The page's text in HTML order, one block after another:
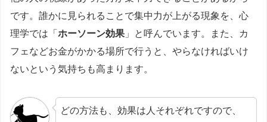
です。誰かに見られることで集中力が上がる現象を、心
理学では「 ホーソーン効果 」と呼んでいます。また、カ
フェなどお金がかかる場所で行うと、やらなければいけ
ないという気持ちも高まります。
どの方法も、効果は人それぞれですので、